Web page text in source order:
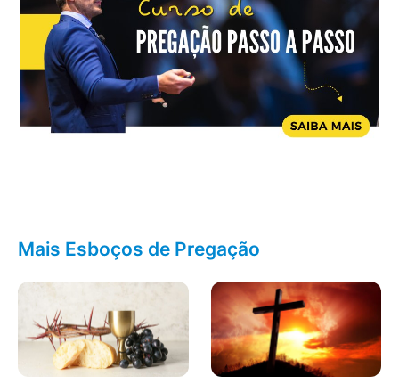
Mais Esboços de Pregação